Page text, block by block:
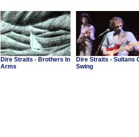
Dire Straits - Brothers In
Arms
Dire Straits - Sultans
Swing